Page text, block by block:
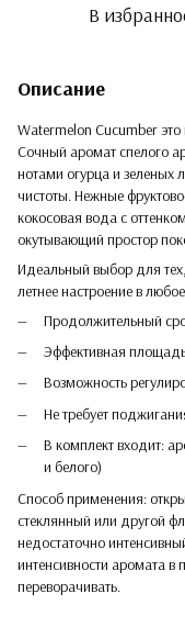
В
Описание
Watermelon Cucumber это
Сочный аромат спелого
нотами огурца и зеленых
чистоты. Нежные
кокосовая вода с
окутывающий простор
Идеальный выбор для тех,
летнее настроение в
Продолжительный
Эффективная
Возможность
Не требует
В комплект входит:
и белого)
Способ применения:
стеклянный или другой
недостаточно
интенсивности аромата
переворачивать.